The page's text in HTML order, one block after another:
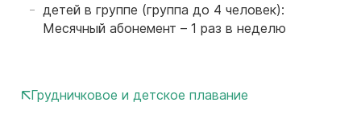
детей в группе (группа до 4 человек):
Месячный абонемент – 1 раз в неделю
Грудничковое и детское плавание